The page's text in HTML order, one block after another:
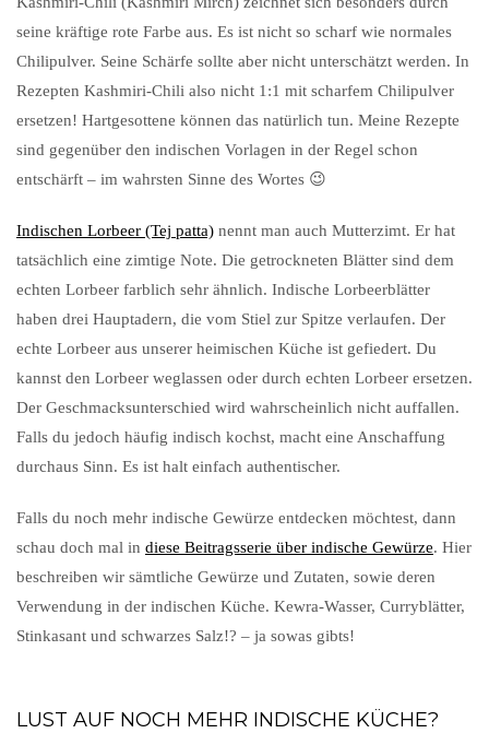
seine kräftige rote Farbe aus. Es ist nicht so scharf wie normales
Chilipulver. Seine Schärfe sollte aber nicht unterschätzt werden. In
Rezepten Kashmiri-Chili also nicht 1:1 mit scharfem Chilipulver
ersetzen! Hartgesottene können das natürlich tun. Meine Rezepte
sind gegenüber den indischen Vorlagen in der Regel schon
entschärft – im wahrsten Sinne des Wortes 😉
Indischen Lorbeer (Tej patta) nennt man auch Mutterzimt. Er hat
tatsächlich eine zimtige Note. Die getrockneten Blätter sind dem
echten Lorbeer farblich sehr ähnlich. Indische Lorbeerblätter
haben drei Hauptadern, die vom Stiel zur Spitze verlaufen. Der
echte Lorbeer aus unserer heimischen Küche ist gefiedert. Du
kannst den Lorbeer weglassen oder durch echten Lorbeer ersetzen.
Der Geschmacksunterschied wird wahrscheinlich nicht auffallen.
Falls du jedoch häufig indisch kochst, macht eine Anschaffung
durchaus Sinn. Es ist halt einfach authentischer.
Falls du noch mehr indische Gewürze entdecken möchtest, dann
schau doch mal in diese Beitragsserie über indische Gewürze. Hier
beschreiben wir sämtliche Gewürze und Zutaten, sowie deren
Verwendung in der indischen Küche. Kewra-Wasser, Curryblätter,
Stinkasant und schwarzes Salz!? – ja sowas gibts!
LUST AUF NOCH MEHR INDISCHE KÜCHE?